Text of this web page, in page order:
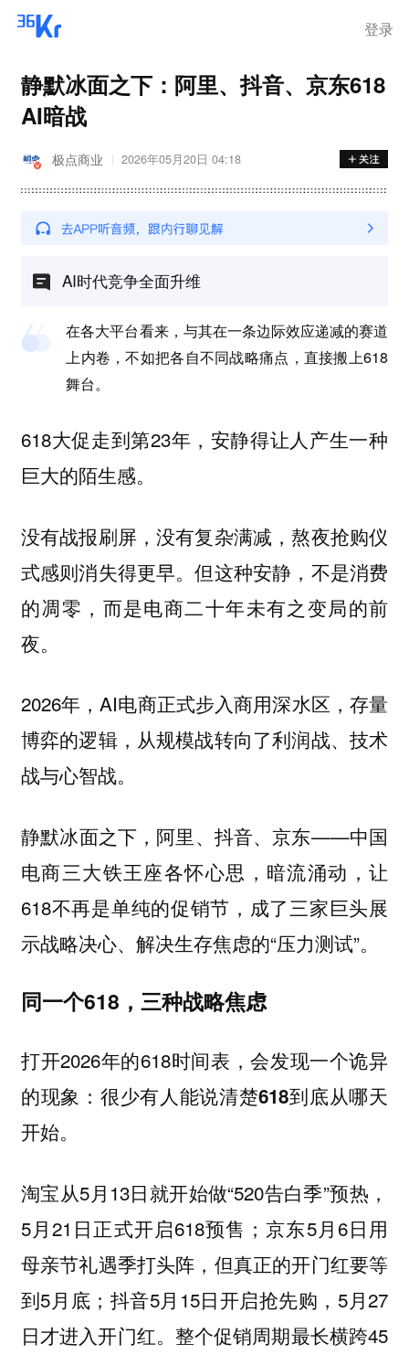
登录
静默冰面之下：阿里、抖音、京东618
AI暗战
极点商业 2026年05月20日 04:18
AI时代竞争全面升维
在各大平台看来，与其在一条边际效应递减的赛道
上内卷，不如把各自不同战略痛点，直接搬上618
舞台。
618大促走到第23年，安静得让人产生一种
巨大的陌生感。
没有战报刷屏，没有复杂满减，熬夜抢购仪
式感则消失得更早。但这种安静，不是消费
的凋零，而是电商二十年未有之变局的前
夜。
2026年，AI电商正式步入商用深水区，存量
博弈的逻辑，从规模战转向了利润战、技术
战与心智战。
静默冰面之下，阿里、抖音、京东——中国
电商三大铁王座各怀心思，暗流涌动，让
618不再是单纯的促销节，成了三家巨头展
示战略决心、解决生存焦虑的“压力测试”。
同一个618，三种战略焦虑
打开2026年的618时间表，会发现一个诡异
的现象： 很少有人能说清楚618到底从哪天
开始。
淘宝从5月13日就开始做“520告白季”预热，
5月21日正式开启618预售；京东5月6日用
母亲节礼遇季打头阵，但真正的开门红要等
到5月底；抖音5月15日开启抢先购，5月27
日才进入开门红。整个促销周期最长横跨45